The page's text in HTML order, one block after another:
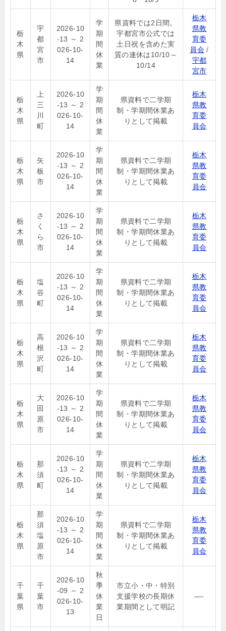
栃
木
県
宇
都
宮
市
2026-10
-13 ～ 2
026-10-
14
学
期
間
休
業
県資料では2日間。
宇都宮市公式では
土日祝を含めた実
質の連休は10/10～
10/14
栃木
県教
育委
員会 /
宇都
宮市
栃
木
県
上
三
川
町
2026-10
-13 ～ 2
026-10-
14
学
期
間
休
業
県資料で二学期
制・学期間休業あ
りとして掲載
栃木
県教
育委
員会
栃
木
県
矢
板
市
2026-10
-13 ～ 2
026-10-
14
学
期
間
休
業
県資料で二学期
制・学期間休業あ
りとして掲載
栃木
県教
育委
員会
栃
木
県
さ
く
ら
市
2026-10
-13 ～ 2
026-10-
14
学
期
間
休
業
県資料で二学期
制・学期間休業あ
りとして掲載
栃木
県教
育委
員会
栃
木
県
塩
谷
町
2026-10
-13 ～ 2
026-10-
14
学
期
間
休
業
県資料で二学期
制・学期間休業あ
りとして掲載
栃木
県教
育委
員会
栃
木
県
高
根
沢
町
2026-10
-13 ～ 2
026-10-
14
学
期
間
休
業
県資料で二学期
制・学期間休業あ
りとして掲載
栃木
県教
育委
員会
栃
木
県
大
田
原
市
2026-10
-13 ～ 2
026-10-
14
学
期
間
休
業
県資料で二学期
制・学期間休業あ
りとして掲載
栃木
県教
育委
員会
栃
木
県
那
須
町
2026-10
-13 ～ 2
026-10-
14
学
期
間
休
業
県資料で二学期
制・学期間休業あ
りとして掲載
栃木
県教
育委
員会
栃
木
県
那
須
塩
原
市
2026-10
-13 ～ 2
026-10-
14
学
期
間
休
業
県資料で二学期
制・学期間休業あ
りとして掲載
栃木
県教
育委
員会
千
葉
県
千
葉
市
2026-10
-09 ～ 2
026-10-
13
秋
季
休
業
日
市立小・中・特別
支援学校の長期休
業期間として明記
—-